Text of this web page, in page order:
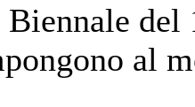
al